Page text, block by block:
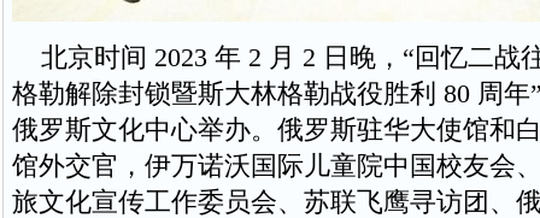
北京时间 2023 年 2 月 2 日晚，“回忆二
格勒解除封锁暨斯大林格勒战役胜利 80 周年
俄罗斯文化中心举办。俄罗斯驻华大使馆和
馆外交官，伊万诺沃国际儿童院中国校友会
旅文化宣传工作委员会、苏联飞鹰寻访团、